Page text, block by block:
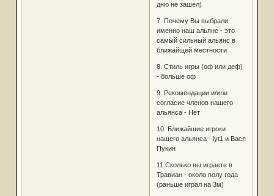
дню не зашел)
7. Почему Вы выбрали
именно наш альянс - это
самый сильный альянс в
ближайщей местности
8. Стиль игры (оф или деф)
- больше оф
9. Рекомендации и/или
согласие членов нашего
альянса - Нет
10. Ближайшие игроки
нашего альянса - lyt1 и Вася
Пукин
11.Сколько вы играете в
Травиан - около полу года
(раньше играл на 3м)